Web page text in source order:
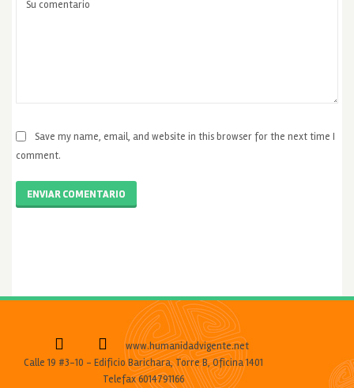
Save my name, email, and website in this browser for the next time I
comment.
ENVIAR COMENTARIO
www.humanidadvigente.net
Calle 19 #3-10 - Edificio Barichara, Torre B, Oficina 1401
Telefax 6014791166